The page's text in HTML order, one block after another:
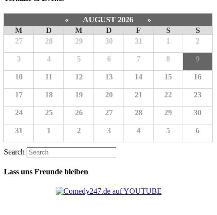
« AUGUST 2026
»
M
D M D F S
S
27
28 29 30 31 1 2
3 4 5 6 7 8 9
10 11 12 13 14 15 16
17 18 19 20 21 22 23
24 25 26 27 28 29 30
31 1 2 3 4 5 6
Search
Lass uns Freunde bleiben